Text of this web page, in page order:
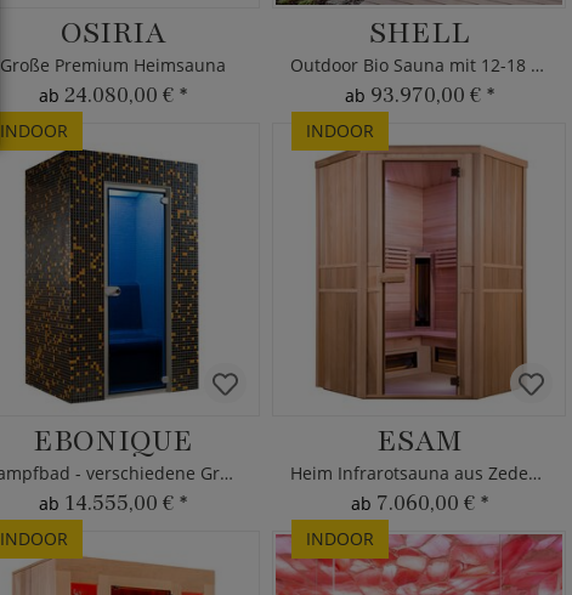
OSIRIA
Große Premium Heimsauna
ab 24.080,00 € *
SHELL
Outdoor Bio Sauna mit 12-18 Plätzen
ab 93.970,00 € *
INDOOR
EBONIQUE
Dampfbad - verschiedene Größen
ab 14.555,00 € *
INDOOR
ESAM
Heim Infrarotsauna aus Zedernholz
ab 7.060,00 € *
INDOOR INDOOR